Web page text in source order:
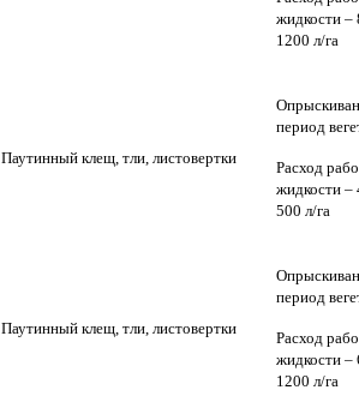
жидкости –
1200 л/га
Паутинный клещ, тли, листовертки
период
Расход
жидкости –
500 л/га
Паутинный клещ, тли, листовертки
период
Расход
жидкости –
1200 л/га